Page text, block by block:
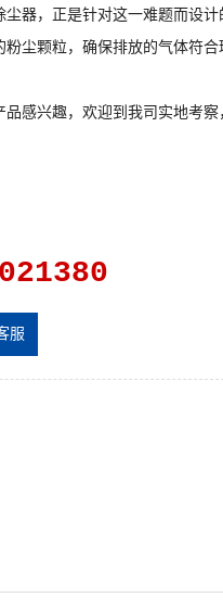
器，正是针对这一难题而设
尘颗粒，确保排放的气体符合
品感兴趣，欢迎到我司实地考
服